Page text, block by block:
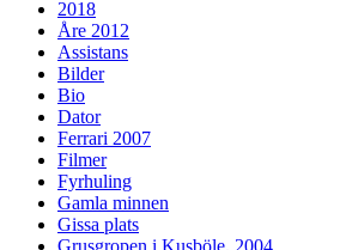
2018
Åre 2012
Assistans
Bilder
Bio
Dator
Ferrari 2007
Filmer
Fyrhuling
Gamla minnen
Gissa plats
Grusgropen i Kusböle, 2004